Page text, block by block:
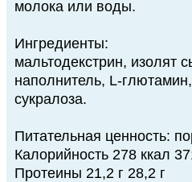
молока или воды.
Ингредиенты:
мальтодекстрин, изолят
наполнитель, L-
сукралоза.
Питательная ценность:
Калорийность 278 ккал
Протеины 21,2 г 28,2 г